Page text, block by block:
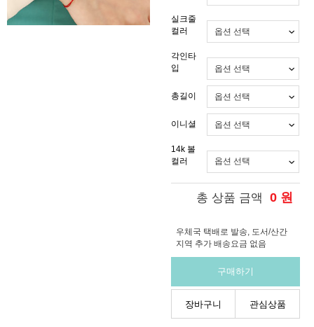
실크줄
컬러
각인타
입
총길이
이니셜
14k 볼
컬러
총 상품 금액 0 원
우체국 택배로 발송, 도서/산간
지역 추가 배송요금 없음
구매하기
장바구니 관심상품